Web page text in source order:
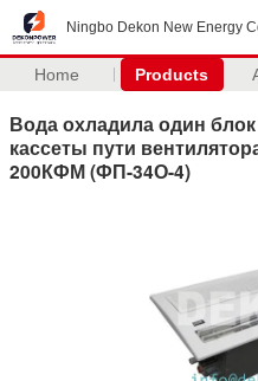
Ningbo Dekon New Energy
Home Products
Вода охладила один
кассеты пути
200КФМ (ФП-34О-4)